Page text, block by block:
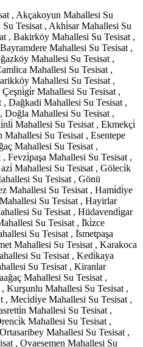
, Akçakoyun Mahallesi Su
Tesisat , Akhi̇sar Mahallesi Su
, Bakirköy Mahallesi Su Tesisat ,
Mahallesi Su Tesisat ,
Mahallesi Su Tesisat ,
Mahallesi Su Tesisat ,
Mahallesi Su Tesisat ,
Mahallesi Su Tesisat ,
, Dağkadi Mahallesi Su Tesisat ,
Doğla Mahallesi Su Tesisat ,
Mahallesi Su Tesisat , Ekmekçi̇
Su Tesisat , Esentepe
Mahallesi Su Tesisat ,
Fevzi̇paşa Mahallesi Su Tesisat ,
Mahallesi Su Tesisat , Göleci̇k
Su Tesisat , Gönü
Mahallesi Su Tesisat , Hami̇di̇ye
Su Tesisat , Hayirlar
Su Tesisat , Hüdavendi̇gar
Su Tesisat , İ̇ki̇zce
Su Tesisat , İ̇smetpaşa
Mahallesi Su Tesisat , Karakoca
Su Tesisat , Kedi̇kaya
Su Tesisat , Kiranlar
Mahallesi Su Tesisat ,
Kurşunlu Mahallesi Su Tesisat ,
, Meci̇di̇ye Mahallesi Su Tesisat ,
Mahallesi Su Tesisat ,
Mahallesi Su Tesisat ,
Mahallesi Su Tesisat ,
, Ovaesemen Mahallesi Su